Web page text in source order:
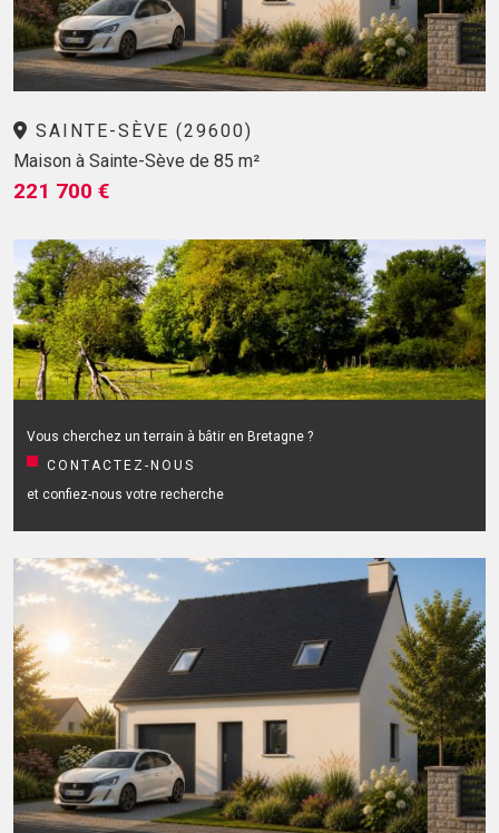
SAINTE-SÈVE (29600)
Maison à Sainte-Sève de 85 m²
221 700 €
Vous cherchez un terrain à bâtir en Bretagne ?
CONTACTEZ-NOUS
et confiez-nous votre recherche